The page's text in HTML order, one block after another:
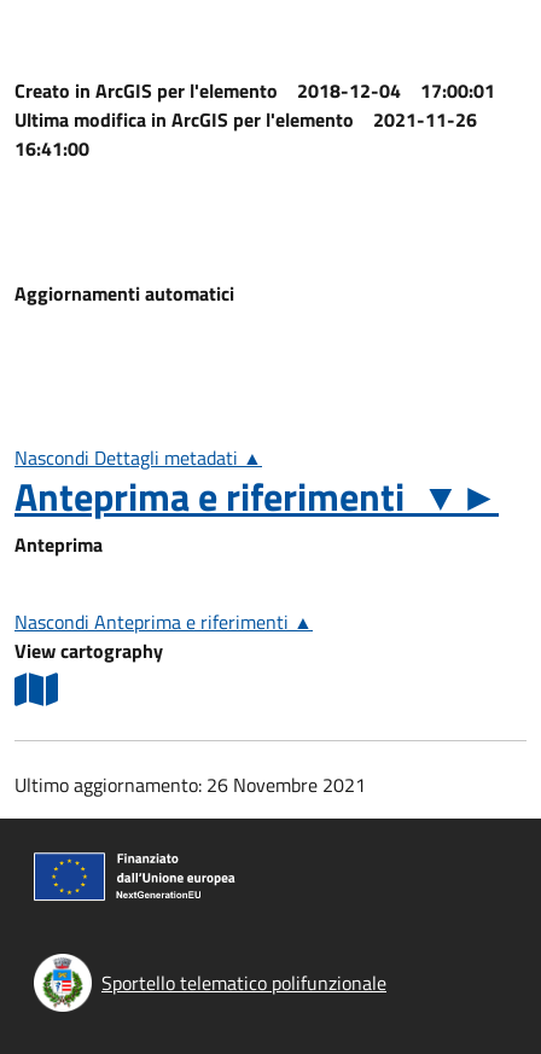
Creato in ArcGIS per l'elemento 2018-12-04 17:00:01
Ultima modifica in ArcGIS per l'elemento 2021-11-26
16:41:00
Aggiornamenti automatici
Nascondi Dettagli metadati ▲
Anteprima e riferimenti ▼ ►
Anteprima
Nascondi Anteprima e riferimenti ▲
View cartography
Ultimo aggiornamento: 26 Novembre 2021
Sportello telematico polifunzionale